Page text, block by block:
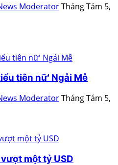
ModeratorTháng Tám 5,
tiên nữ' Ngải Mễ
ModeratorTháng Tám 5,
một tỷ USD